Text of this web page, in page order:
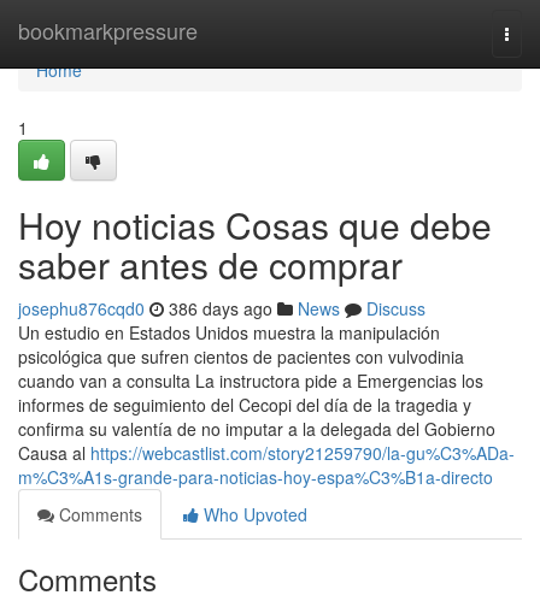
bookmarkpressure
Home
Home
1
Hoy noticias Cosas que debe
saber antes de comprar
josephu876cqd0 386 days ago News
Discuss
Un estudio en Estados Unidos muestra la manipulación
psicológica que sufren cientos de pacientes con vulvodinia
cuando van a consulta La instructora pide a Emergencias los
informes de seguimiento del Cecopi del día de la tragedia y
confirma su valentía de no imputar a la delegada del Gobierno
Causa al https://webcastlist.com/story21259790/la-gu%C3%ADa-
m%C3%A1s-grande-para-noticias-hoy-espa%C3%B1a-directo
Comments
Who Upvoted
Comments